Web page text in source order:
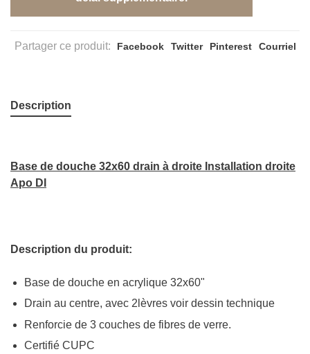
Partager ce produit: Facebook Twitter Pinterest Courriel
Description
Base de douche 32x60 drain à droite Installation droite
Apo DI
Description du produit:
Base de douche en acrylique 32x60"
Drain au centre, avec 2lèvres voir dessin technique
Renforcie de 3 couches de fibres de verre.
Certifié CUPC